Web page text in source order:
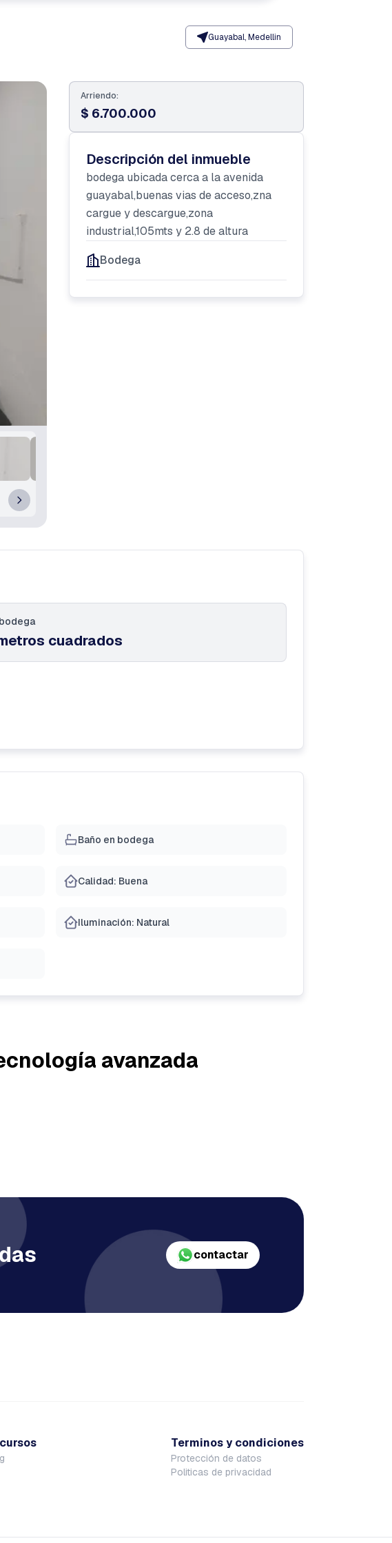
Guayabal, Medellin
Arriendo:
$ 6.700.000
Descripción del inmueble
bodega ubicada cerca a la avenida
guayabal,buenas vias de acceso,zna
cargue y descargue,zona
industrial,105mts y 2.8 de altura
Bodega
cuadrados
Baño en bodega
Calidad: Buena
Iluminación: Natural
avanzada
contactar
Terminos y condiciones
Protección de datos
Politicas de privacidad